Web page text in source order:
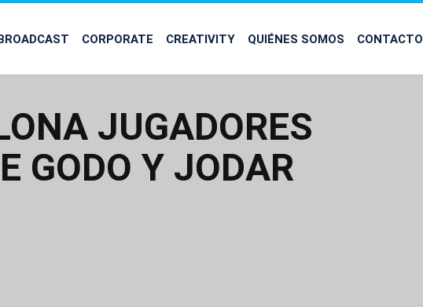
CORPORATE CREATIVITY QUIÉNES SOMOS CONTACTO
JUGADORES
GODO Y JODAR